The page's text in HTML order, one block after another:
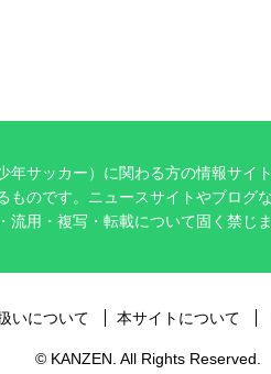
年サッカー）に関わる方の情報サ
のです。ニュースサイトやブロ
用・複写・転載について固く禁
いについて 本サイトについて
© KANZEN. All Rights Reserved.